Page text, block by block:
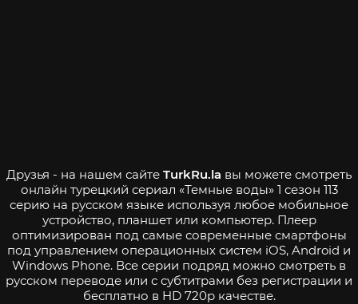
Друзья - на нашем сайте TurkRu.la вы можете смотреть
онлайн турецкий сериал «Темные воды» 1 сезон 113
серию на русском языке используя любое мобильное
устройство, планшет или компьютер. Плеер
оптимизирован под самые современные смартфоны
под управлением операционных систем iOS, Android и
Windows Phone. Все серии подряд можно смотреть в
русском переводе или с субтитрами без регистрации и
бесплатно в HD 720p качестве.